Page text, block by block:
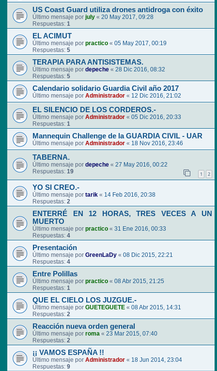
US Coast Guard utiliza drones antidroga con éxito
Último mensaje por july « 20 May 2017, 09:28
Respuestas: 1
EL ACIMUT
Último mensaje por practico « 05 May 2017, 00:19
Respuestas: 5
TERAPIA PARA ANTISISTEMAS.
Último mensaje por depeche « 28 Dic 2016, 08:32
Respuestas: 5
Calendario solidario Guardia Civil año 2017
Último mensaje por Administrador « 12 Dic 2016, 21:02
EL SILENCIO DE LOS CORDEROS.-
Último mensaje por Administrador « 05 Dic 2016, 20:33
Respuestas: 1
Mannequin Challenge de la GUARDIA CIVIL - UAR
Último mensaje por Administrador « 18 Nov 2016, 23:46
TABERNA.
Último mensaje por depeche « 27 May 2016, 00:22
Respuestas: 19 1 2
YO SI CREO.-
Último mensaje por tarik « 14 Feb 2016, 20:38
Respuestas: 2
ENTERRÉ EN 12 HORAS, TRES VECES A UN
MUERTO
Último mensaje por practico « 31 Ene 2016, 00:33
Respuestas: 4
Presentación
Último mensaje por GreenLaDy « 08 Dic 2015, 22:21
Respuestas: 4
Entre Polillas
Último mensaje por practico « 08 Abr 2015, 21:25
Respuestas: 1
QUE EL CIELO LOS JUZGUE.-
Último mensaje por GUETEGUETE « 08 Abr 2015, 14:31
Respuestas: 2
Reacción nueva orden general
Último mensaje por roma « 23 Mar 2015, 07:40
Respuestas: 2
¡¡ VAMOS ESPAÑA !!
Último mensaje por Administrador « 18 Jun 2014, 23:04
Respuestas: 9